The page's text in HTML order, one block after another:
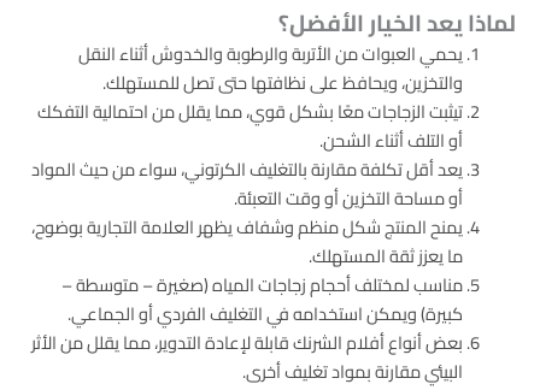
لماذا يعد الخيار الأفضل؟
يحمي العبوات من الأتربة والرطوبة والخدوش أثناء النقل
والتخزين، ويحافظ على نظافتها حتى تصل للمستهلك.
تيثبت الزجاجات معًا بشكل قوي، مما يقلل من احتمالية التفكك
أو التلف أثناء الشحن.
يعد أقل تكلفة مقارنة بالتغليف الكرتوني، سواء من حيث المواد
أو مساحة التخزين أو وقت التعبئة.
يمنح المنتج شكل منظم وشفاف يظهر العلامة التجارية بوضوح،
ما يعزز ثقة المستهلك.
مناسب لمختلف أحجام زجاجات المياه (صغيرة – متوسطة –
كبيرة) ويمكن استخدامه في التغليف الفردي أو الجماعي.
بعض أنواع أفلام الشرنك قابلة لإعادة التدوير، مما يقلل من الأثر
البيئي مقارنة بمواد تغليف أخرى.